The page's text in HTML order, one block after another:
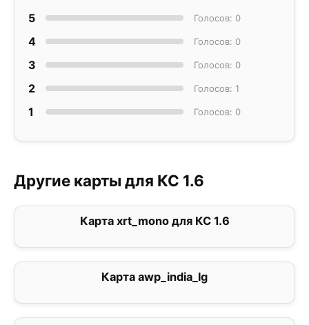
5 Голосов: 0
4 Голосов: 0
3 Голосов: 0
2 Голосов: 1
1 Голосов: 0
Другие карты для КС 1.6
Карта xrt_mono для КС 1.6
Карта awp_india_lg